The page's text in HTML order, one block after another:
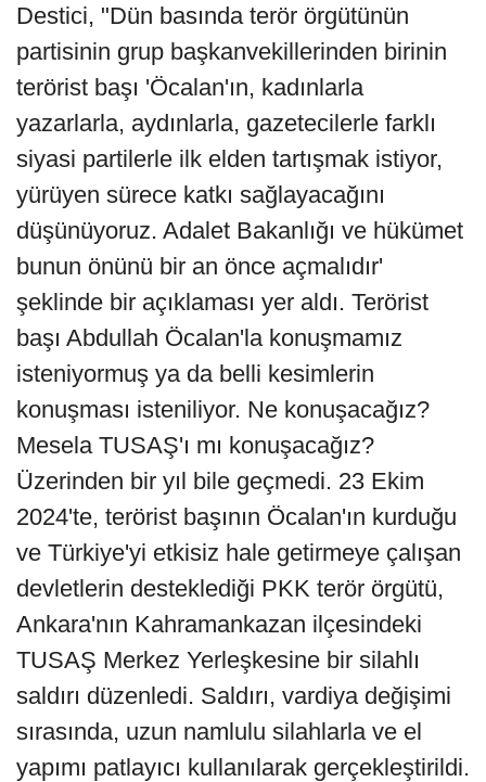
Destici, "Dün basında terör örgütünün
partisinin grup başkanvekillerinden birinin
terörist başı 'Öcalan'ın, kadınlarla
yazarlarla, aydınlarla, gazetecilerle farklı
siyasi partilerle ilk elden tartışmak istiyor,
yürüyen sürece katkı sağlayacağını
düşünüyoruz. Adalet Bakanlığı ve hükümet
bunun önünü bir an önce açmalıdır'
şeklinde bir açıklaması yer aldı. Terörist
başı Abdullah Öcalan'la konuşmamız
isteniyormuş ya da belli kesimlerin
konuşması isteniliyor. Ne konuşacağız?
Mesela TUSAŞ'ı mı konuşacağız?
Üzerinden bir yıl bile geçmedi. 23 Ekim
2024'te, terörist başının Öcalan'ın kurduğu
ve Türkiye'yi etkisiz hale getirmeye çalışan
devletlerin desteklediği PKK terör örgütü,
Ankara'nın Kahramankazan ilçesindeki
TUSAŞ Merkez Yerleşkesine bir silahlı
saldırı düzenledi. Saldırı, vardiya değişimi
sırasında, uzun namlulu silahlarla ve el
yapımı patlayıcı kullanılarak gerçekleştirildi.